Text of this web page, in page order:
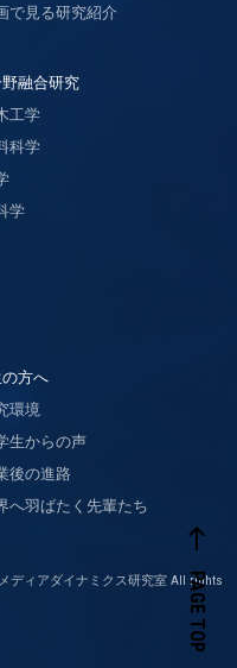
west
PAGE TOP
で見る研究紹介
融合研究
工学
科学
学
方へ
環境
生からの声
後の進路
へ羽ばたく先輩たち
ディアダイナミクス研究室 All rights